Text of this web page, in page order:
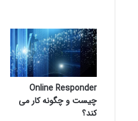
Online Responder
چیست و چگونه کار می
کند؟